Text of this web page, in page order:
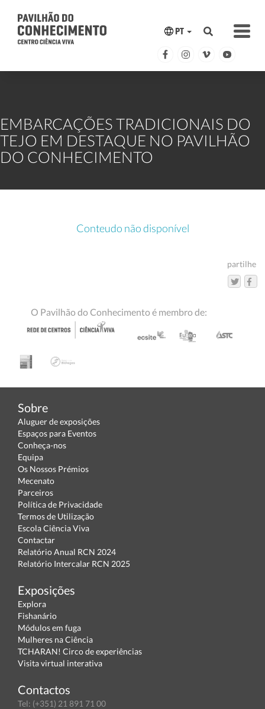
PT
EMBARCAÇÕES TRADICIONAIS DO
TEJO EM DESTAQUE NO PAVILHÃO
DO CONHECIMENTO
Conteudo não disponível
partilhe
O Pavilhão do Conhecimento é membro de:
Sobre
Aluguer de exposições
Espaços para Eventos
Conheça-nos
Equipa
Os Nossos Prémios
Mecenato
Parceiros
Política de Privacidade
Termos de Utilização
Escola Ciência Viva
Contactar
Relatório Anual RCN 2024
Relatório Intercalar RCN 2025
Exposições
Explora
Fishanário
Módulos em fuga
Mulheres na Ciência
TCHARAN! Circo de experiências
Visita virtual interativa
Contactos
Tel: (+351) 21 891 71 00